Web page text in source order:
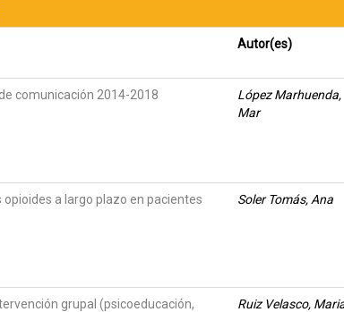
Autor(es)
comunicación 2014-2018
López Marhuenda,
Mar
a largo plazo en pacientes
Soler Tomás, Ana
grupal (psicoeducación,
Ruiz Velasco,